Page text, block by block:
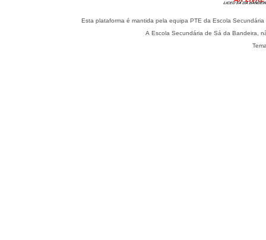
A Escola Secundária de Sá da Bandeira,